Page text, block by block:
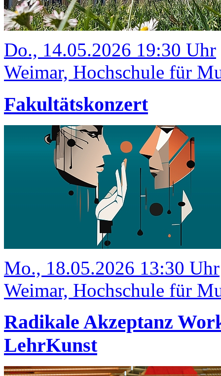
Do., 14.05.2026 19:30 Uhr
Weimar, Hochschule für
Fakultätskonzert
Mo., 18.05.2026 13:30 Uhr
Weimar, Hochschule für
Radikale Akzeptanz
LehrKunst